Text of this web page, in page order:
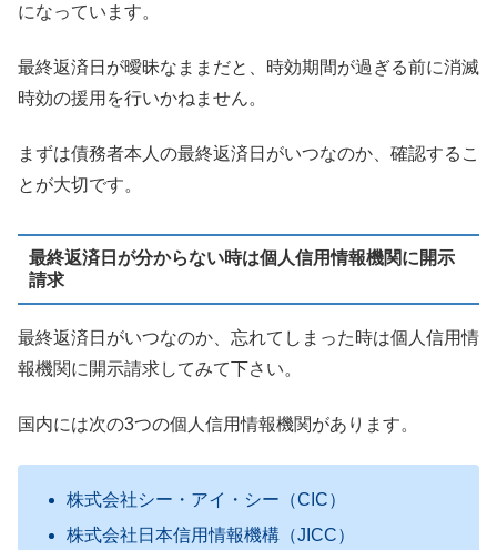
になっています。
最終返済日が曖昧なままだと、時効期間が過ぎる前に消滅
時効の援用を行いかねません。
まずは債務者本人の最終返済日がいつなのか、確認するこ
とが大切です。
最終返済日が分からない時は個人信用情報機関に開示
請求
最終返済日がいつなのか、忘れてしまった時は個人信用情
報機関に開示請求してみて下さい。
国内には次の3つの個人信用情報機関があります。
株式会社シー・アイ・シー（CIC）
株式会社日本信用情報機構（JICC）